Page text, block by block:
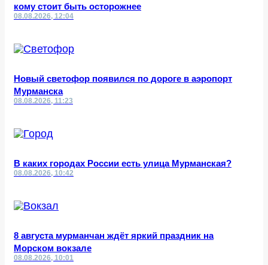
кому стоит быть осторожнее
08.08.2026, 12:04
Новый светофор появился по дороге в аэропорт
Мурманска
08.08.2026, 11:23
В каких городах России есть улица Мурманская?
08.08.2026, 10:42
8 августа мурманчан ждёт яркий праздник на
Морском вокзале
08.08.2026, 10:01